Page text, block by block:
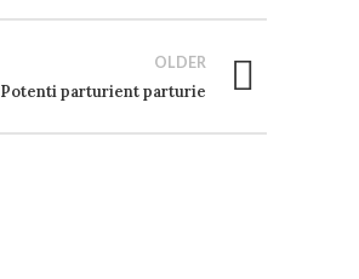
OLDER
Potenti parturient parturie